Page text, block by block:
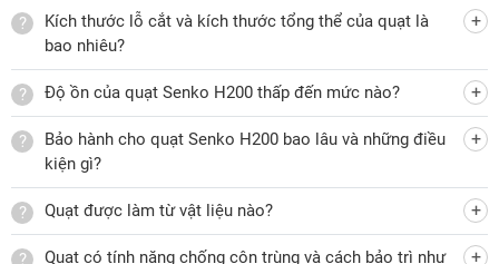
phòng và môi trường bên ngoài.
Hoạt động 2 chiều hỗ trợ lưu thông không khí
Thiết bị được thiết kế với cơ chế hoạt động 2 chiều vừa hút
và vừa thổi. Với cấu tạo này, thiết bị có thể hỗ trợ lưu thông
không khí trong phòng ra ngoài hoặc đưa không khí từ bên
ngoài vào trong.
Công suất hoạt động ổn định
Quạt thông gió nhà vệ sinh
này hoạt động với công suất
Kích thước lỗ cắt và kích thước tổng thể của quạt là
bao nhiêu?
Độ ồn của quạt Senko H200 thấp đến mức nào?
Bảo hành cho quạt Senko H200 bao lâu và những điều
kiện gì?
Quạt được làm từ vật liệu nào?
Quạt có tính năng chống côn trùng và cách bảo trì như